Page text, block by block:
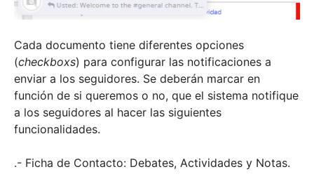
Cada documento tiene diferentes opciones
(checkboxs) para configurar las notificaciones a
enviar a los seguidores. Se deberán marcar en
función de si queremos o no, que el sistema notifique
a los seguidores al hacer las siguientes
funcionalidades.
.- Ficha de Contacto: Debates, Actividades y Notas.